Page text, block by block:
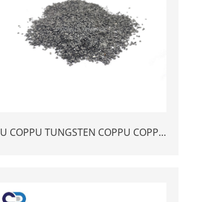
U COPPU TUNGSTEN COPPU COPPU